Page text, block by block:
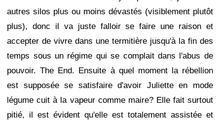
autres silos plus ou moins dévastés (visiblement plutôt
plus), donc il va juste falloir se faire une raison et
accepter de vivre dans une termitière jusqu'à la fin des
temps sous un régime qui se complait dans l'abus de
pouvoir. The End. Ensuite à quel moment la rébellion
est supposée se satisfaire d'avoir Juliette en mode
légume cuit à la vapeur comme maire? Elle fait surtout
pitié, il est évident qu'elle est totalement assistée et